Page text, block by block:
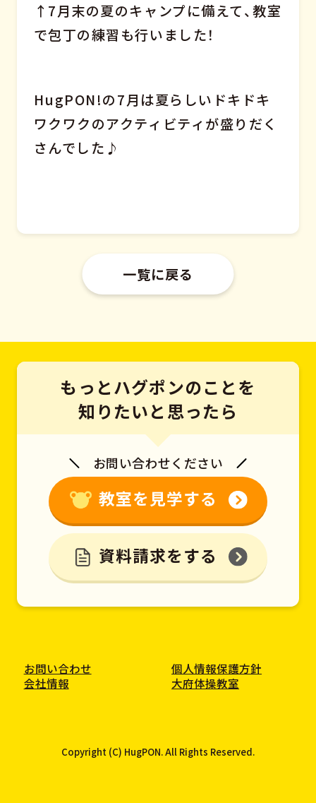
↑7月末の夏のキャンプに備えて、教室
で包丁の練習も行いました！
HugPON!の7月は夏らしいドキドキ
ワクワクのアクティビティが盛りだく
さんでした♪
一覧に戻る
もっとハグポンのことを
知りたいと思ったら
お問い合わせください
教室を見学する
資料請求をする
お問い合わせ
個人情報保護方針
会社情報
大府体操教室
Copyright (C) HugPON. All Rights Reserved.